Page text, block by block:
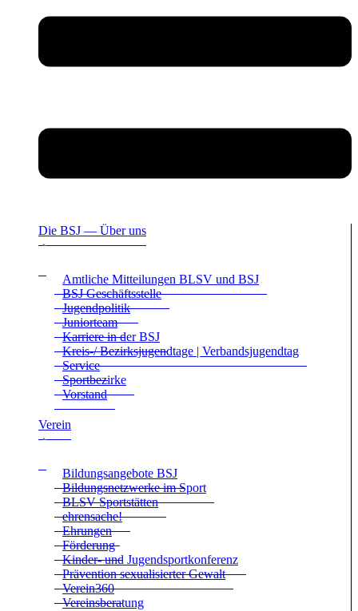
Die BSJ — Über uns
Amt­li­che Mit­tei­lun­gen BLSV und BSJ
BSJ Geschäfts­stelle
Jugend­po­li­tik
Juni­or­team
Kar­riere in der BSJ
Kreis-/ Bezirks­ju­gend­tage | Ver­bands­ju­gend­tag
Ser­vice
Sport­be­zirke
Vor­stand
Ver­ein
Bil­dungs­an­ge­bote BSJ
Bil­dungs­netz­werke im Sport
BLSV Sport­stät­ten
ehren­sa­che!
Ehrun­gen
För­de­rung
Kin­der- und Jugend­sport­kon­fe­renz
Prä­ven­tion sexua­li­sier­ter Gewalt
Verein360
Ver­eins­be­ra­tung